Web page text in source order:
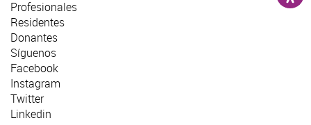
Profesionales
Residentes
Donantes
Síguenos
Facebook
Instagram
Twitter
Linkedin